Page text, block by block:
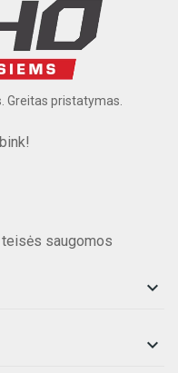
Greitas pristatymas.
saugomos

